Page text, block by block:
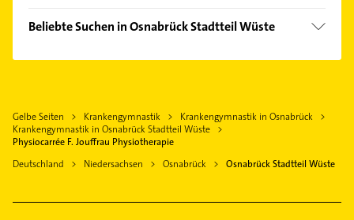
Innenstadt
Lüstringen
Schölerberg
Schinkel
Schinkel-Ost
Belm
Bissendorf Kreis Osnabrück
Westerkappeln
Bad Iburg
Phoniatrie
Fensterbauer
Gartenbau & Landschaftsbau
Elektroinstallation
Beliebte Suchen in Osnabrück Stadtteil Wüste
Arzt
Steuerberater
Rechtsanwalt
Gelbe Seiten Krankengymnastik
Krankengymnastik in Osnabrück
Krankengymnastik in Osnabrück Stadtteil Wüste
Physiocarrée F. Jouffrau Physiotherapie
Deutschland
Niedersachsen Osnabrück Osnabrück Stadtteil Wüste